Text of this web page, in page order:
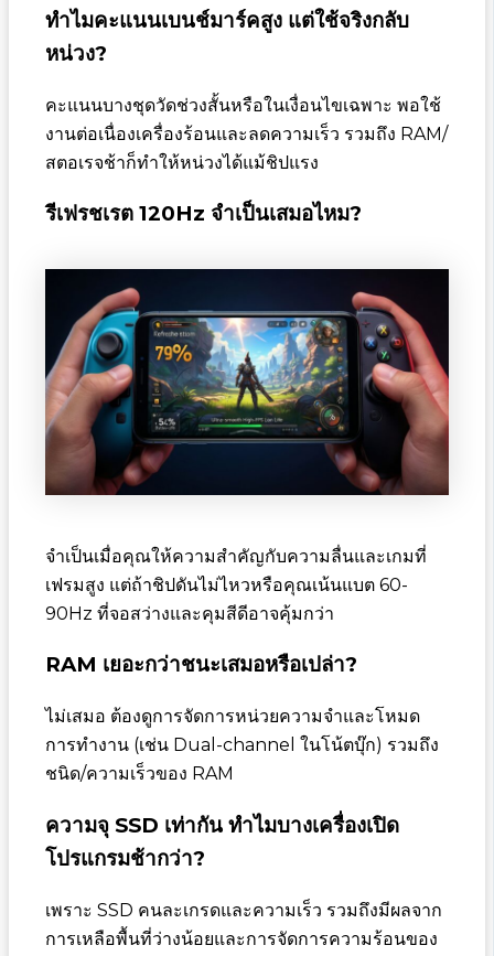
ทำไมคะแนนเบนช์มาร์คสูง แต่ใช้จริงกลับ
หน่วง?
คะแนนบางชุดวัดช่วงสั้นหรือในเงื่อนไขเฉพาะ พอใช้
งานต่อเนื่องเครื่องร้อนและลดความเร็ว รวมถึง RAM/
สตอเรจช้าก็ทำให้หน่วงได้แม้ชิปแรง
รีเฟรชเรต 120Hz จำเป็นเสมอไหม?
จำเป็นเมื่อคุณให้ความสำคัญกับความลื่นและเกมที่
เฟรมสูง แต่ถ้าชิปดันไม่ไหวหรือคุณเน้นแบต 60-
90Hz ที่จอสว่างและคุมสีดีอาจคุ้มกว่า
RAM เยอะกว่าชนะเสมอหรือเปล่า?
ไม่เสมอ ต้องดูการจัดการหน่วยความจำและโหมด
การทำงาน (เช่น Dual-channel ในโน้ตบุ๊ก) รวมถึง
ชนิด/ความเร็วของ RAM
ความจุ SSD เท่ากัน ทำไมบางเครื่องเปิด
โปรแกรมช้ากว่า?
เพราะ SSD คนละเกรดและความเร็ว รวมถึงมีผลจาก
การเหลือพื้นที่ว่างน้อยและการจัดการความร้อนของ